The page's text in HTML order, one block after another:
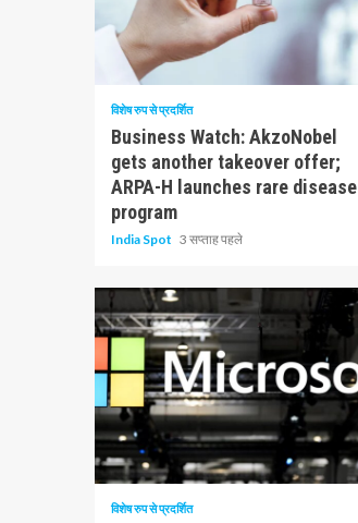
10 न्यूनतम पढ़ा
विशेष रुप से प्रदर्शित
Business Watch: AkzoNobel
gets another takeover offer;
ARPA-H launches rare disease
program
India Spot 3 सप्ताह पहले
1 न्यूनतम पढ़ा
विशेष रुप से प्रदर्शित